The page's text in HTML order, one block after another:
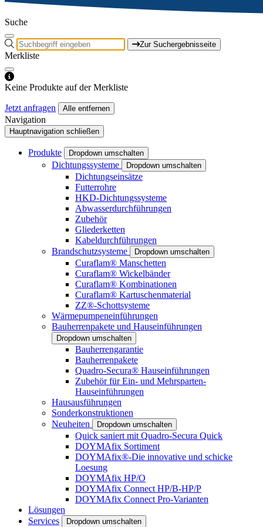
Suche
Zur Suchergebnisseite
Merkliste
Keine Produkte auf der Merkliste
Jetzt anfragen Alle entfernen
Navigation
Hauptnavigation schließen
Produkte Dropdown umschalten
Dichtungssysteme Dropdown umschalten
Dichtungseinsätze
Futterrohre
HKD-Dichtungssysteme
Abwasserdurchführungen
Zubehör
Gliederketten
Kabeldurchführungen
Brandschutzsysteme
Dropdown umschalten
Curaflam® Manschetten
Curaflam® Wickelbänder
Curaflam® Kombinationen
Curaflam® Kartuschenmaterial
ZZ®-Schottsysteme
Wärmepumpeneinführungen
Bauherrenpakete und Hauseinführungen
Dropdown umschalten
Bauherrengarantie
Bauherrenpakete
Quadro-Secura® Hauseinführungen
Zubehör für Ein- und Mehrsparten-
Hauseinführungen
Hausausführungen
Sonderkonstruktionen
Neuheiten
Dropdown umschalten
Quick saniert mit Quadro-Secura Quick
DOYMAfix Sortiment
DOYMAfix®-Die innovative und schicke
Loesung
DOYMAfix HP/O
DOYMAfix Connect HP/B-HP/P
DOYMAfix Connect Pro-Varianten
Lösungen
Services
Dropdown umschalten